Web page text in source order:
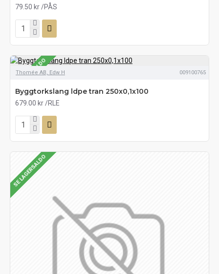
79.50 kr /PÅS
SE LAGERSALDO
Thomée AB, Edw H 009100765
Byggtorkslang ldpe tran 250x0,1x100
679.00 kr /RLE
SE LAGERSALDO